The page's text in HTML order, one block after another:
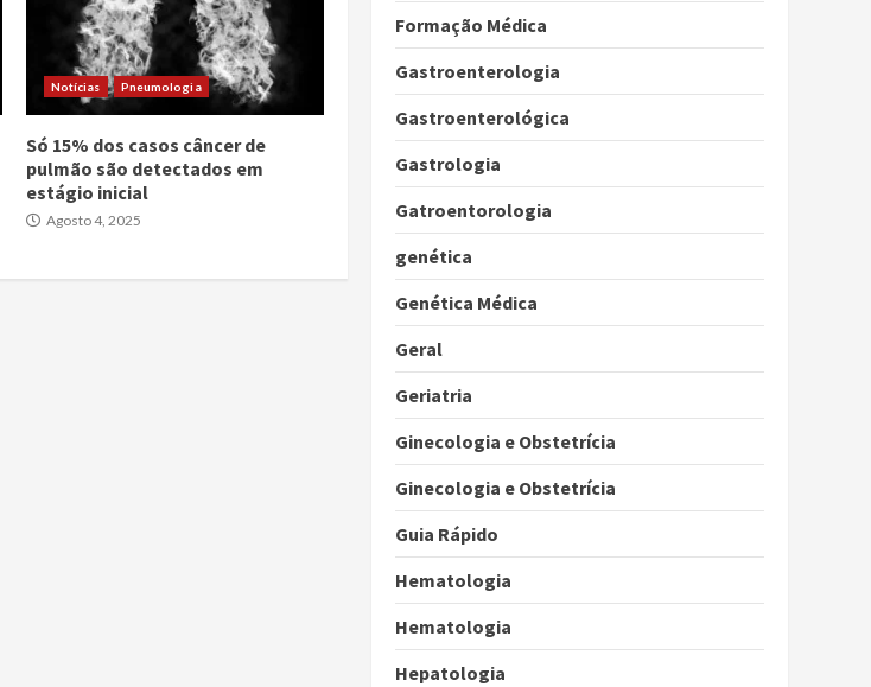
Notícias Pneumologia
Só 15% dos casos câncer de
pulmão são detectados em
estágio inicial
Agosto 4, 2025
Formação Médica
Gastroenterologia
Gastroenterológica
Gastrologia
Gatroentorologia
genética
Genética Médica
Geral
Geriatria
Ginecologia e Obstetrícia
Ginecologia e Obstetrícia
Guia Rápido
Hematologia
Hematologia
Hepatologia